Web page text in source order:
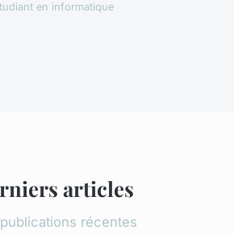
en informatique
articles
récentes